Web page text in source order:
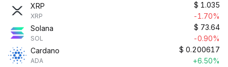
XRP
XRP
$ 1.035
-1.70%
Solana
SOL
$ 73.64
-0.90%
Cardano
ADA
$ 0.200617
+6.50%